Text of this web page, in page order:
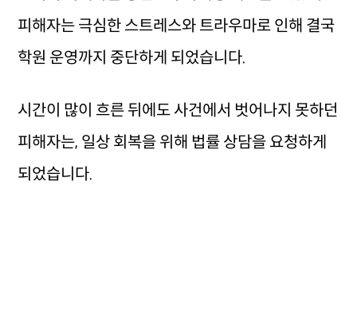
피해자는 극심한 스트레스와 트라우마로 인해 결국
학원 운영까지 중단하게 되었습니다.
시간이 많이 흐른 뒤에도 사건에서 벗어나지 못하던
피해자는, 일상 회복을 위해 법률 상담을 요청하게
되었습니다.